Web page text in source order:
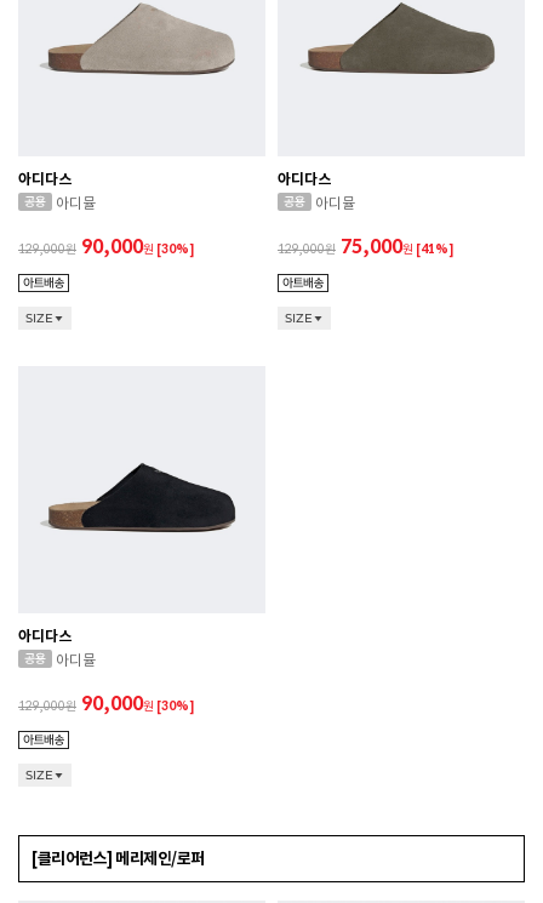
아디다스
아디뮬
129,000 90,000원 [30%]
SIZE
아디다스
아디뮬
129,000 75,000원 [41%]
SIZE
아디다스
아디뮬
129,000 90,000원 [30%]
SIZE
[클리어런스] 메리제인/로퍼